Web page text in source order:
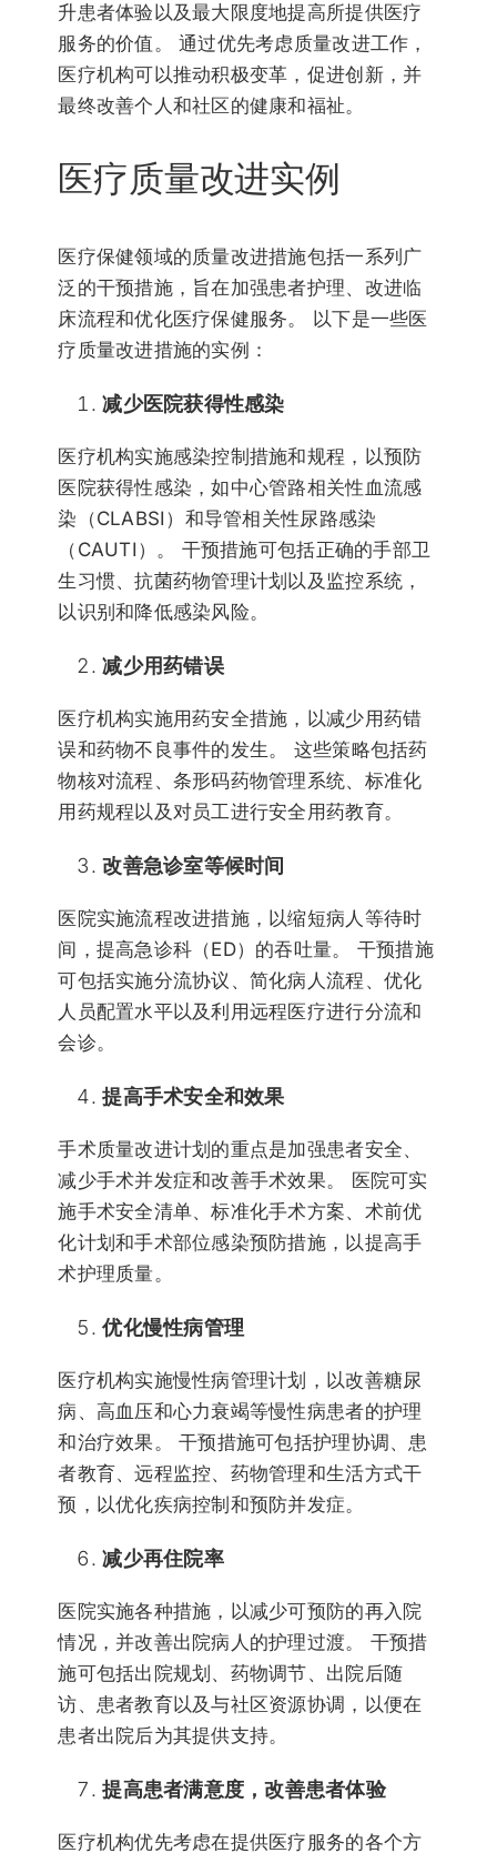
升患者体验以及最大限度地提高所提供医疗
服务的价值。 通过优先考虑质量改进工作，
医疗机构可以推动积极变革，促进创新，并
最终改善个人和社区的健康和福祉。
医疗质量改进实例
医疗保健领域的质量改进措施包括一系列广
泛的干预措施，旨在加强患者护理、改进临
床流程和优化医疗保健服务。 以下是一些医
疗质量改进措施的实例：
减少医院获得性感染
医疗机构实施感染控制措施和规程，以预防
医院获得性感染，如中心管路相关性血流感
染（CLABSI）和导管相关性尿路感染
（CAUTI）。 干预措施可包括正确的手部卫
生习惯、抗菌药物管理计划以及监控系统，
以识别和降低感染风险。
减少用药错误
医疗机构实施用药安全措施，以减少用药错
误和药物不良事件的发生。 这些策略包括药
物核对流程、条形码药物管理系统、标准化
用药规程以及对员工进行安全用药教育。
改善急诊室等候时间
医院实施流程改进措施，以缩短病人等待时
间，提高急诊科（ED）的吞吐量。 干预措施
可包括实施分流协议、简化病人流程、优化
人员配置水平以及利用远程医疗进行分流和
会诊。
提高手术安全和效果
手术质量改进计划的重点是加强患者安全、
减少手术并发症和改善手术效果。 医院可实
施手术安全清单、标准化手术方案、术前优
化计划和手术部位感染预防措施，以提高手
术护理质量。
优化慢性病管理
医疗机构实施慢性病管理计划，以改善糖尿
病、高血压和心力衰竭等慢性病患者的护理
和治疗效果。 干预措施可包括护理协调、患
者教育、远程监控、药物管理和生活方式干
预，以优化疾病控制和预防并发症。
减少再住院率
医院实施各种措施，以减少可预防的再入院
情况，并改善出院病人的护理过渡。 干预措
施可包括出院规划、药物调节、出院后随
访、患者教育以及与社区资源协调，以便在
患者出院后为其提供支持。
提高患者满意度，改善患者体验
医疗机构优先考虑在提供医疗服务的各个方